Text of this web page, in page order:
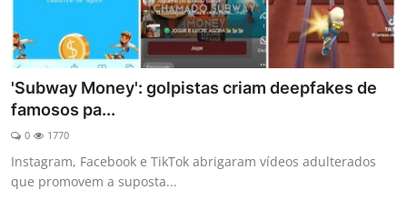
'Subway Money': golpistas criam deepfakes de
famosos pa...
0 1770
Instagram, Facebook e TikTok abrigaram vídeos adulterados
que promovem a suposta...